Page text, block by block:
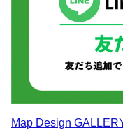
Map Design